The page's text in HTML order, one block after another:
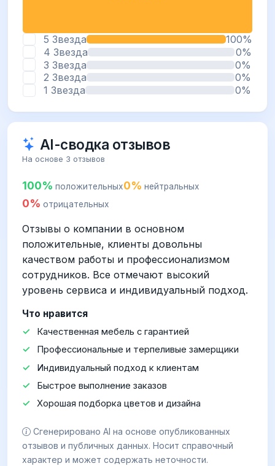
5 Звезда
100%
4 Звезда
0%
3 Звезда
0%
2 Звезда
0%
1 Звезда
0%
AI-сводка отзывов
На основе 3 отзывов
100% положительных0% нейтральных
0% отрицательных
Отзывы о компании в основном
положительные, клиенты довольны
качеством работы и профессионализмом
сотрудников. Все отмечают высокий
уровень сервиса и индивидуальный подход.
Что нравится
Качественная мебель с гарантией
Профессиональные и терпеливые замерщики
Индивидуальный подход к клиентам
Быстрое выполнение заказов
Хорошая подборка цветов и дизайна
Сгенерировано AI на основе опубликованных
отзывов и публичных данных. Носит справочный
характер и может содержать неточности.